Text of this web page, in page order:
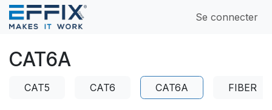
Se rendre au contenu
Se connecter
CAT6A
CAT5 CAT6 CAT6A FIBER